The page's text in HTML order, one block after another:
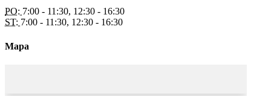
PO: 7:00 - 11:30, 12:30 - 16:30
ST: 7:00 - 11:30, 12:30 - 16:30
Mapa